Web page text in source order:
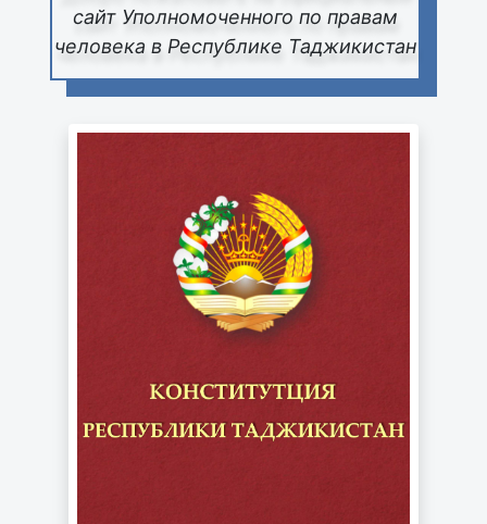
сайт Уполномоченного по правам
человека в Республике Таджикистан